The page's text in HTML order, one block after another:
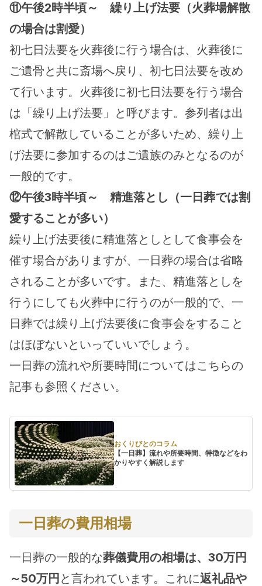
⑪午後2時半頃～　繰り上げ法要（火葬場解散
の場合は割愛）
初七日法要を火葬後に行う場合は、火葬後に
ご遺骨と共に斎場へ戻り、初七日法要を改め
て行います。火葬後に初七日法要を行う場合
は「繰り上げ法要」と呼びます。参列者は出
棺式で解散していることが多いため、繰り上
げ法要に参加するのはご遺族のみとなるのが
一般的です。
⑫午後3時半頃～　精進落とし（一日葬では割
愛することが多い）
繰り上げ法要後に精進落としとして食事会を
催す場合がありますが、一日葬の場合は省略
されることが多いです。また、精進落としを
行うにしても火葬中に行うのが一般的で、一
日葬では繰り上げ法要後に食事会をすること
はほぼないといっていいでしょう。
一日葬の流れや所要時間についてはこちらの
記事も参照ください。
おくりびとのコラム
【一日葬】流れや所要時間、特徴などをわ
かりやすく解説します
一日葬の費用相場
一日葬の一般的な葬儀費用の相場は、30万円
～50万円 と言われています。これに返礼品や